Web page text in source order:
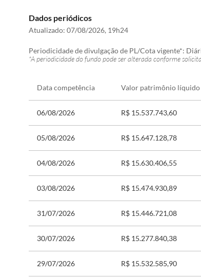
Dados periódicos
Atualizado: 07/08/2026, 19h24
Periodicidade de divulgação de PL/Cota vigente*:
*A periodicidade do fundo pode ser alterada conforme
Data competência Valor patrimônio líquido
06/08/2026 R$ 15.537.743,60
05/08/2026 R$ 15.647.128,78
04/08/2026 R$ 15.630.406,55
03/08/2026 R$ 15.474.930,89
31/07/2026 R$ 15.446.721,08
30/07/2026 R$ 15.277.840,38
29/07/2026 R$ 15.532.585,90